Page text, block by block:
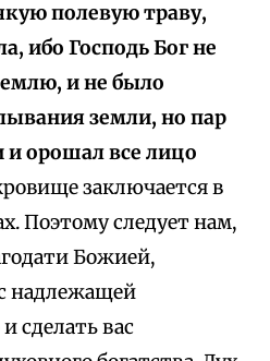
полевую траву,
ибо Господь Бог не
и не было
земли, но пар
и орошал все лицо
заключается в
Поэтому следует нам,
Божией,
надлежащей
сделать вас